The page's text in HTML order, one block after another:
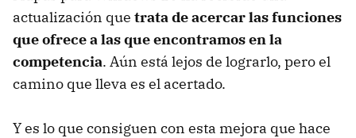
actualización que trata de acercar las funciones
que ofrece a las que encontramos en la
competencia. Aún está lejos de lograrlo, pero el
camino que lleva es el acertado.
Y es lo que consiguen con esta mejora que hace